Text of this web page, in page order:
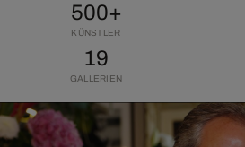
500+
KÜNSTLER
19
GALLERIEN